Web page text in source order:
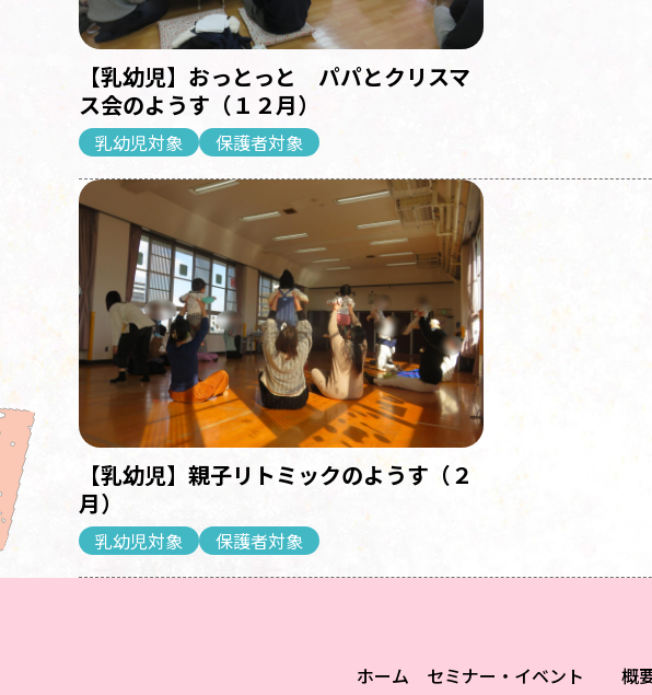
【乳幼児】おっとっと パパとクリスマ
ス会のようす（１２月）
乳幼児対象 保護者対象
【乳幼児】親子リトミックのようす（２
月）
乳幼児対象 保護者対象
ホーム
セミナー・イベント
概